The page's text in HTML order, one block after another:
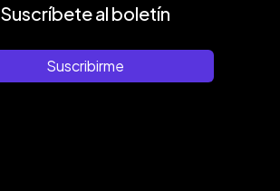
Suscríbete al boletín
Suscribirme